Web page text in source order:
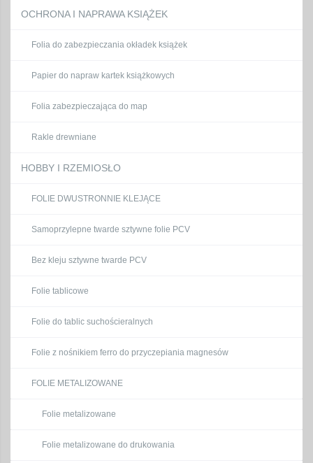
OCHRONA I NAPRAWA KSIĄŻEK
Folia do zabezpieczania okładek książek
Papier do napraw kartek książkowych
Folia zabezpieczająca do map
Rakle drewniane
HOBBY I RZEMIOSŁO
FOLIE DWUSTRONNIE KLEJĄCE
Samoprzylepne twarde sztywne folie PCV
Bez kleju sztywne twarde PCV
Folie tablicowe
Folie do tablic suchościeralnych
Folie z nośnikiem ferro do przyczepiania magnesów
FOLIE METALIZOWANE
Folie metalizowane
Folie metalizowane do drukowania